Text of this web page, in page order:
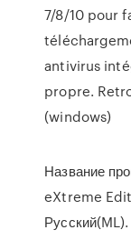
7/8/10 pour
antivirus
propre.
(windows)
Название
eXtreme